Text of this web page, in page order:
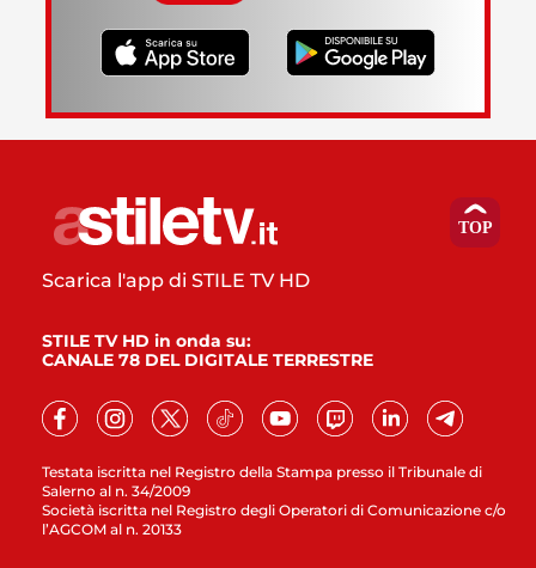
Testata iscritta nel Registro della Stampa presso il Tribunale di
Salerno al n. 34/2009
Società iscritta nel Registro degli Operatori di Comunicazione c/o
l’AGCOM al n. 20133
Scarica l'app di STILE TV HD
STILE TV HD in onda su:
CANALE 78 DEL DIGITALE TERRESTRE